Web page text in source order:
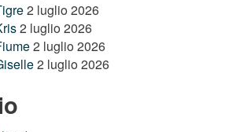
2 luglio 2026
2 luglio 2026
2 luglio 2026
2 luglio 2026